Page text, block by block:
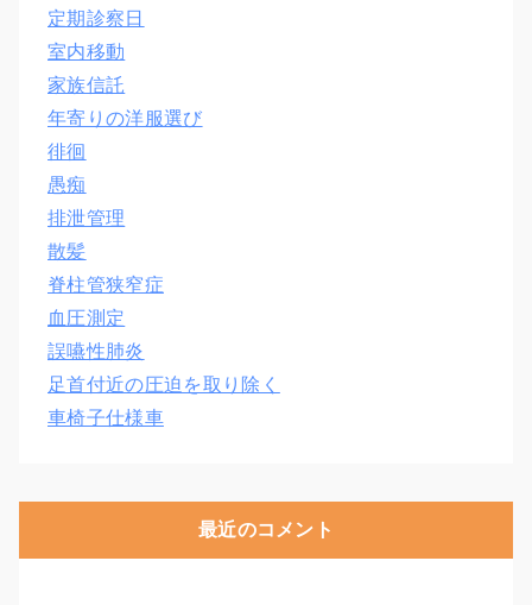
定期診察日
室内移動
家族信託
年寄りの洋服選び
徘徊
愚痴
排泄管理
散髪
脊柱管狭窄症
血圧測定
誤嚥性肺炎
足首付近の圧迫を取り除く
車椅子仕様車
最近のコメント